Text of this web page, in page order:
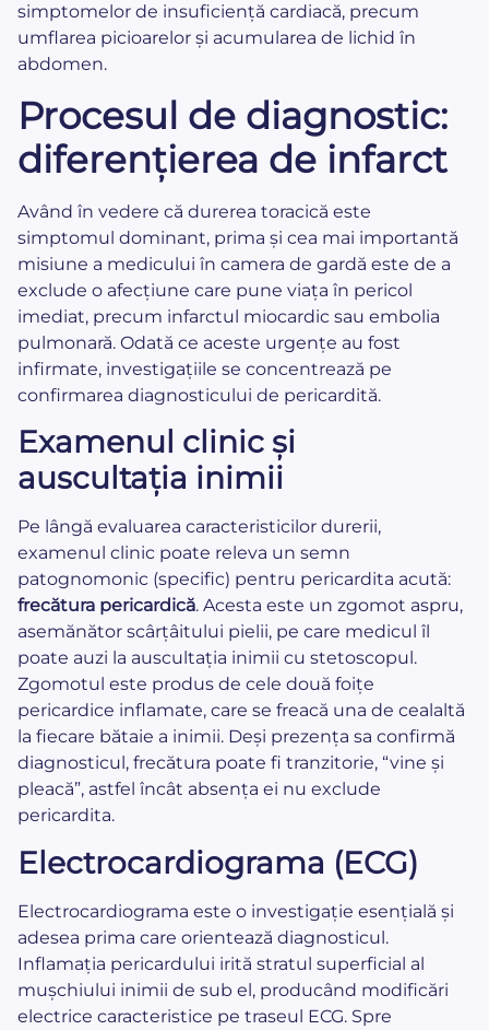
simptomelor de insuficiență cardiacă, precum
umflarea picioarelor și acumularea de lichid în
abdomen.
Procesul de diagnostic:
diferențierea de infarct
Având în vedere că durerea toracică este
simptomul dominant, prima și cea mai importantă
misiune a medicului în camera de gardă este de a
exclude o afecțiune care pune viața în pericol
imediat, precum infarctul miocardic sau embolia
pulmonară. Odată ce aceste urgențe au fost
infirmate, investigațiile se concentrează pe
confirmarea diagnosticului de pericardită.
Examenul clinic și
auscultația inimii
Pe lângă evaluarea caracteristicilor durerii,
examenul clinic poate releva un semn
patognomonic (specific) pentru pericardita acută:
frecătura pericardică. Acesta este un zgomot aspru,
asemănător scârțâitului pielii, pe care medicul îl
poate auzi la auscultația inimii cu stetoscopul.
Zgomotul este produs de cele două foițe
pericardice inflamate, care se freacă una de cealaltă
la fiecare bătaie a inimii. Deși prezența sa confirmă
diagnosticul, frecătura poate fi tranzitorie, “vine și
pleacă”, astfel încât absența ei nu exclude
pericardita.
Electrocardiograma (ECG)
Electrocardiograma este o investigație esențială și
adesea prima care orientează diagnosticul.
Inflamația pericardului irită stratul superficial al
mușchiului inimii de sub el, producând modificări
electrice caracteristice pe traseul ECG. Spre